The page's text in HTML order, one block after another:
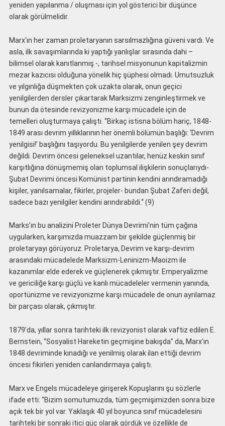
yeniden yapılanma / oluşması için yol gösterici bir düşünce
olarak görülmelidir.
Marx‘ın her zaman proletaryanın sarsılmazlığına güveni vardı. Ve
asla, ilk savaşımlarında ki yaptığı yanlışlar sırasında dahi –
bilimsel olarak kanıtlanmış -, tarihsel misyonunun kapitalizmin
mezar kazıcısı olduğuna yönelik hiç şüphesi olmadı. Umutsuzluk
ve yılgınlığa düşmekten çok uzakta olarak, onun geçici
yenilgilerden dersler çıkartarak Marksizmi zenginleştirmek ve
bunun da ötesinde revizyonizme karşı mücadele için de
temelleri oluşturmaya çalıştı. “Birkaç istisna bölüm hariç, 1848-
1849 arası devrim yıllıklarının her önemli bölümün başlığı: ‘Devrim
yenilgisi!’ başlığını taşıyordu. Bu yenilgilerde yenilen şey devrim
değildi. Devrim öncesi geleneksel uzantılar, henüz keskin sınıf
karşıtlığına dönüşmemiş olan toplumsal ilişkilerin sonuçlarıydı-
Şubat Devrimi öncesi Komünist partinin kendini arındıramadığı
kişiler, yanılsamalar, fikirler, projeler- bundan Şubat Zaferi değil,
sadece bazı yenilgiler kendini arındırabildi.‘‘ (9)
Marks’ın bu analizini Proleter Dünya Devrimi’nin tüm çağına
uygularken, karşımızda muazzam bir şekilde güçlenmiş bir
proletaryayı görüyoruz. Proletarya, Devrim ve karşı-devrim
arasındaki mücadelede Marksizm-Leninizm-Maoizm ile
kazanımlar elde ederek ve güçlenerek çıkmıştır. Emperyalizme
ve gericiliğe karşı güçlü ve kanlı mücadeleler vermenin yanında,
oportünizme ve revizyonizme karşı mücadele de onun ayrılamaz
bir parçası olarak, çıkmıştır.
1879’da, yıllar sonra tarihteki ilk revizyonist olarak vaftiz edilen E.
Bernstein, “Sosyalist Hareketin geçmişine bakışda” da, Marx’ın
1848 devriminde kınadığı ve yenilmiş olarak ilan ettiği devrim
öncesi fikirleri yeniden canlandırmaya çalıştı.
Marx ve Engels mücadeleye girişerek Kopuşlarını şu sözlerle
ifade etti: “Bizim somutumuzda, tüm geçmişimizden sonra bize
açık tek bir yol var. Yaklaşık 40 yıl boyunca sınıf mücadelesini
tarihteki bir sonraki itici güç olarak gördük ve özellikle de